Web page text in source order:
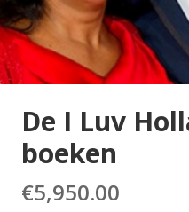
De I Luv
boeken
€5,950.00